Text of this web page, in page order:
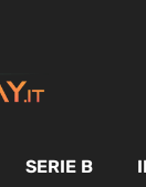
SERIE B